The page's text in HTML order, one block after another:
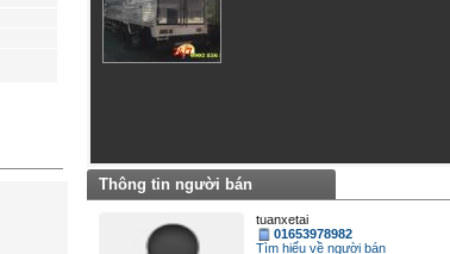
Thông tin người bán
tuanxetai
01653978982
Tìm hiểu về người bán